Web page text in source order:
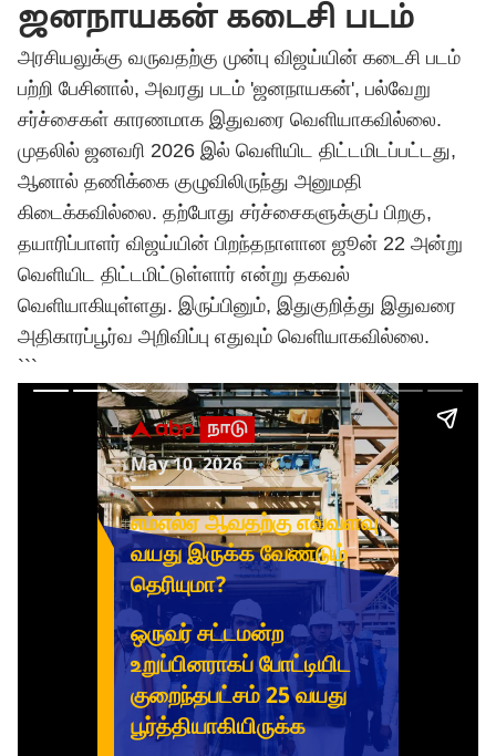
ஜனநாயகன் கடைசி படம்
அரசியலுக்கு வருவதற்கு முன்பு விஜய்யின் கடைசி படம்
பற்றி பேசினால், அவரது படம் 'ஜனநாயகன்', பல்வேறு
சர்ச்சைகள் காரணமாக இதுவரை வெளியாகவில்லை.
முதலில் ஜனவரி 2026 இல் வெளியிட திட்டமிடப்பட்டது,
ஆனால் தணிக்கை குழுவிலிருந்து அனுமதி
கிடைக்கவில்லை. தற்போது சர்ச்சைகளுக்குப் பிறகு,
தயாரிப்பாளர் விஜய்யின் பிறந்தநாளான ஜூன் 22 அன்று
வெளியிட திட்டமிட்டுள்ளார் என்று தகவல்
வெளியாகியுள்ளது. இருப்பினும், இதுகுறித்து இதுவரை
அதிகாரப்பூர்வ அறிவிப்பு எதுவும் வெளியாகவில்லை.
```